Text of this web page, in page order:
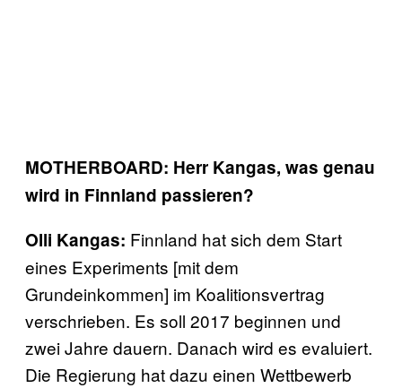
MOTHERBOARD: Herr Kangas, was genau
wird in Finnland passieren?
Olli Kangas: Finnland hat sich dem Start
eines Experiments [mit dem
Grundeinkommen] im Koalitionsvertrag
verschrieben. Es soll 2017 beginnen und
zwei Jahre dauern. Danach wird es evaluiert.
Die Regierung hat dazu einen Wettbewerb